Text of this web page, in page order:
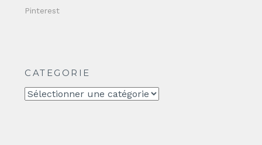
Pinterest
CATEGORIE
CATEGORIE